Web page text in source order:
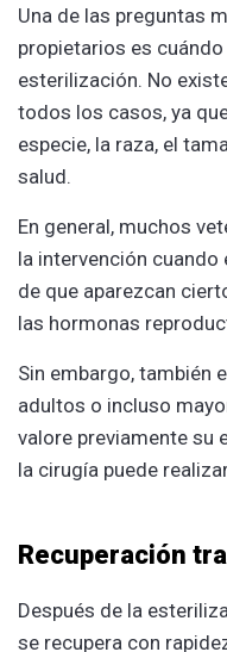
Una de las preguntas
propietarios es
esterilización. No
todos los casos, ya
especie, la raza, el
salud.
En general, muchos
la intervención cuando
de que aparezcan
las hormonas
Sin embargo, también
adultos o incluso
valore previamente su
la cirugía puede
Recuperación
Después de la
se recupera con